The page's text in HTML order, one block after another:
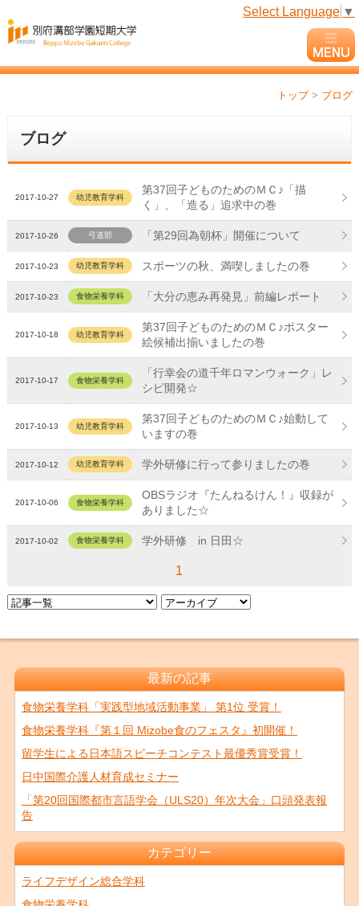
Select Language ▼
トップ > ブログ
ブログ
2017-10-27 幼児教育学科
第37回子どものためのＭＣ♪「描
く」、「造る」追求中の巻
2017-10-26 弓道部 「第29回為朝杯」開催について
2017-10-23 幼児教育学科 スポーツの秋、満喫しましたの巻
2017-10-23 食物栄養学科 「大分の恵み再発見」前編レポート
2017-10-18 幼児教育学科
第37回子どものためのＭＣ♪ポスター
絵候補出揃いましたの巻
2017-10-17 食物栄養学科
「行幸会の道千年ロマンウォーク」レ
シピ開発☆
2017-10-13 幼児教育学科
第37回子どものためのＭＣ♪始動して
いますの巻
2017-10-12 幼児教育学科 学外研修に行って参りましたの巻
2017-10-06 食物栄養学科
OBSラジオ『たんねるけん！』収録が
ありました☆
2017-10-02 食物栄養学科 学外研修 in 日田☆
1
最新の記事
食物栄養学科「実践型地域活動事業」 第1位 受賞！
食物栄養学科『第１回 Mizobe食のフェスタ』初開催！
留学生による日本語スピーチコンテスト最優秀賞受賞！
日中国際介護人材育成セミナー
「第20回国際都市言語学会（ULS20）年次大会」口頭発表報
告
カテゴリー
ライフデザイン総合学科